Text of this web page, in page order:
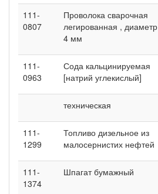
111-
0807
Проволока сварочная
легированная , диаметр
4 мм
111-
0963
Сода кальцинируемая
[натрий углекислый]
техническая
111-
1299
Топливо дизельное из
малосернистих нефтей
111-
1374
Шпагат бумажный